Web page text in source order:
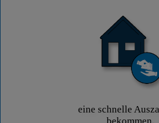
eine schnelle